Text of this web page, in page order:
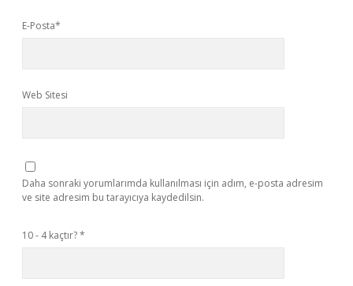
E-Posta*
Web Sitesi
Daha sonraki yorumlarımda kullanılması için adım, e-posta adresim
ve site adresim bu tarayıcıya kaydedilsin.
10 - 4 kaçtır?*